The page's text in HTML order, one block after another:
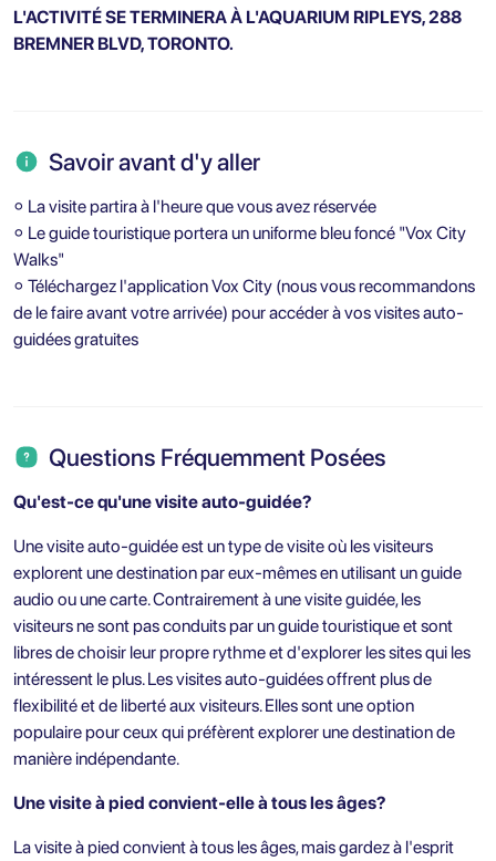
L'ACTIVITÉ SE TERMINERA À L'AQUARIUM RIPLEYS, 288
BREMNER BLVD, TORONTO.
Savoir avant d'y aller
⚬ La visite partira à l'heure que vous avez réservée
⚬ Le guide touristique portera un uniforme bleu foncé "Vox City
Walks"
⚬ Téléchargez l'application Vox City (nous vous recommandons
de le faire avant votre arrivée) pour accéder à vos visites auto-
guidées gratuites
Questions Fréquemment Posées
Qu'est-ce qu'une visite auto-guidée?
Une visite auto-guidée est un type de visite où les visiteurs
explorent une destination par eux-mêmes en utilisant un guide
audio ou une carte. Contrairement à une visite guidée, les
visiteurs ne sont pas conduits par un guide touristique et sont
libres de choisir leur propre rythme et d'explorer les sites qui les
intéressent le plus. Les visites auto-guidées offrent plus de
flexibilité et de liberté aux visiteurs. Elles sont une option
populaire pour ceux qui préfèrent explorer une destination de
manière indépendante.
Une visite à pied convient-elle à tous les âges?
La visite à pied convient à tous les âges, mais gardez à l'esprit